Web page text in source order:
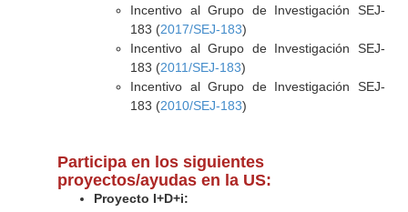
Incentivo al Grupo de Investigación SEJ-
183 (2017/SEJ-183)
Incentivo al Grupo de Investigación SEJ-
183 (2011/SEJ-183)
Incentivo al Grupo de Investigación SEJ-
183 (2010/SEJ-183)
Participa en los siguientes
proyectos/ayudas en la US:
Proyecto I+D+i: